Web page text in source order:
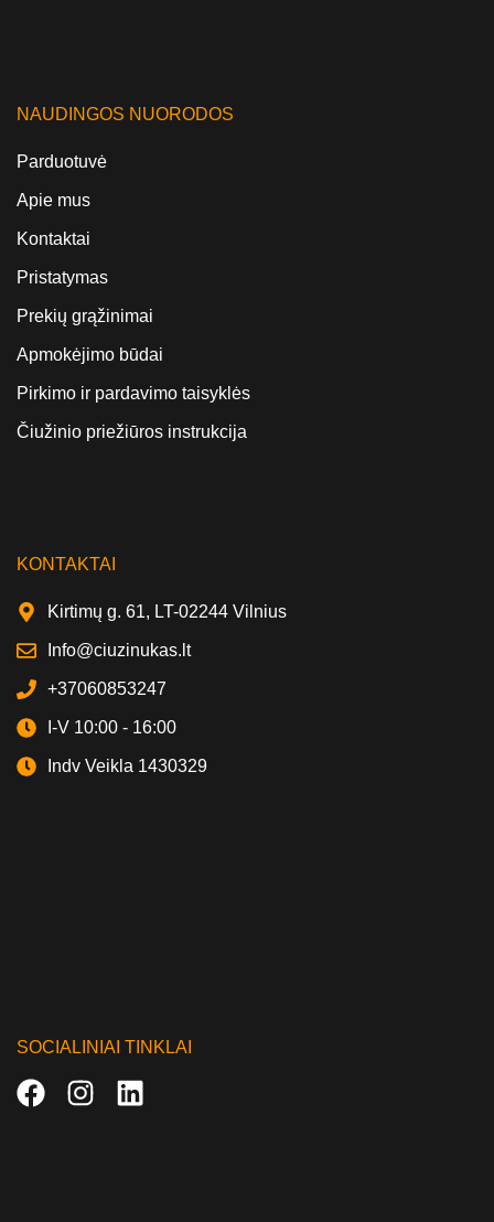
NAUDINGOS NUORODOS
Parduotuvė
Apie mus
Kontaktai
Pristatymas
Prekių grąžinimai
Apmokėjimo būdai
Pirkimo ir pardavimo taisyklės
Čiužinio priežiūros instrukcija
KONTAKTAI
Kirtimų g. 61, LT-02244 Vilnius
Info@ciuzinukas.lt
+37060853247
I-V 10:00 - 16:00
Indv Veikla 1430329
SOCIALINIAI TINKLAI